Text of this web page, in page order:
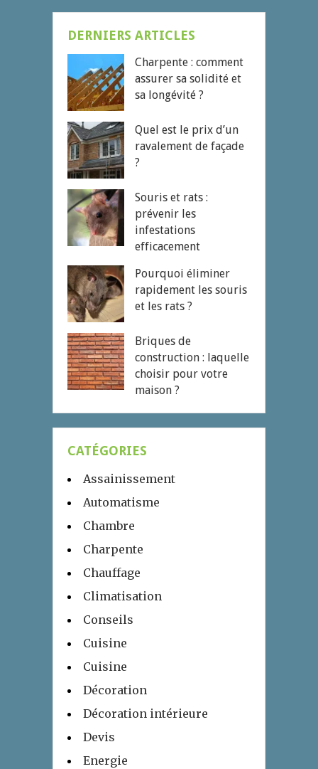
DERNIERS ARTICLES
Charpente : comment
assurer sa solidité et
sa longévité ?
Quel est le prix d’un
ravalement de façade
?
Souris et rats :
prévenir les
infestations
efficacement
Pourquoi éliminer
rapidement les souris
et les rats ?
Briques de
construction : laquelle
choisir pour votre
maison ?
CATÉGORIES
Assainissement
Automatisme
Chambre
Charpente
Chauffage
Climatisation
Conseils
Cuisine
Cuisine
Décoration
Décoration intérieure
Devis
Energie